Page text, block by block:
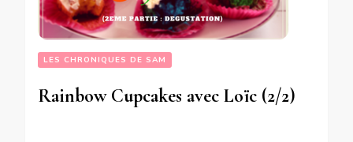
LES CHRONIQUES DE SAM
Rainbow Cupcakes avec Loïc (2/2)